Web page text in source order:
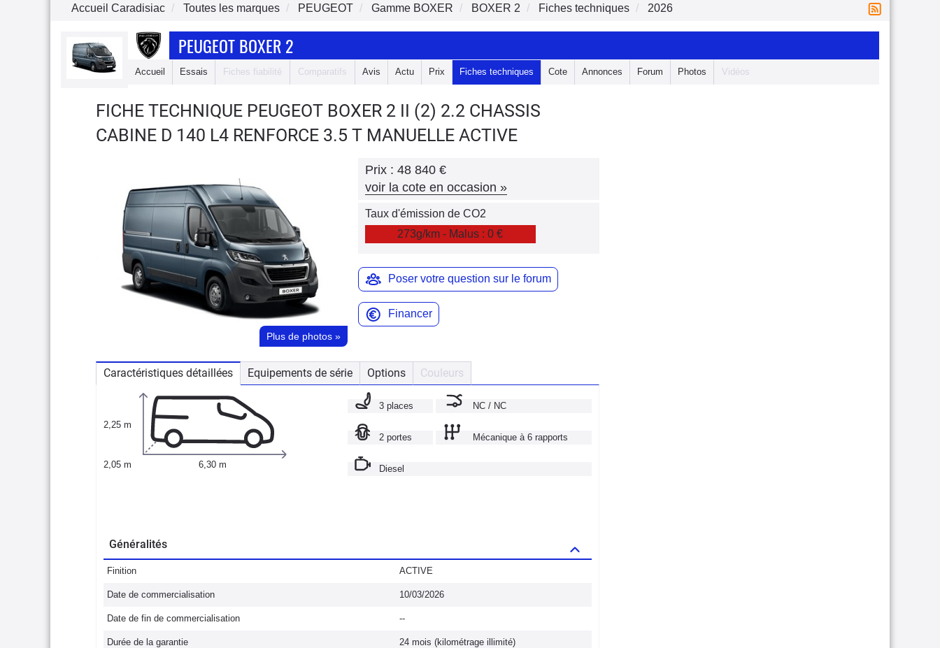
Accueil Caradisiac Toutes les marques PEUGEOT Gamme BOXER BOXER 2 Fiches techniques 2026
PEUGEOT BOXER 2
Accueil Essais Fiches fiabilité Comparatifs Avis Actu Prix Fiches techniques Cote Annonces Forum Photos Vidéos
FICHE TECHNIQUE PEUGEOT BOXER 2 II (2) 2.2 CHASSIS
CABINE D 140 L4 RENFORCE 3.5 T MANUELLE ACTIVE
Plus de photos »
Prix : 48 840 €
voir la cote en occasion »
Taux d'émission de CO2
273g/km - Malus : 0 €
Poser votre question sur le forum
Financer
Caractéristiques détaillées Equipements de série Options Couleurs
2,25 m
2,05 m 6,30 m
3 places NC / NC
2 portes Mécanique à 6 rapports
Diesel
Généralités
Finition ACTIVE
Date de commercialisation 10/03/2026
Date de fin de commercialisation --
Durée de la garantie 24 mois (kilométrage illimité)